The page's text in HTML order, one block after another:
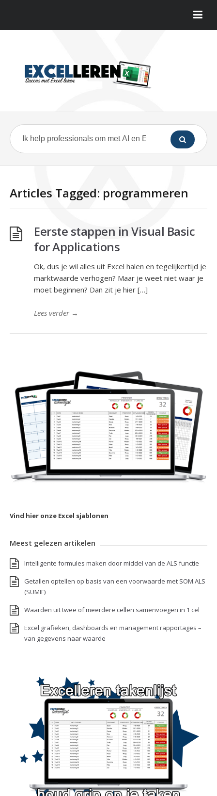
Articles Tagged: programmeren
Eerste stappen in Visual Basic
for Applications
Ok, dus je wil alles uit Excel halen en tegelijkertijd je
marktwaarde verhogen? Maar je weet niet waar je
moet beginnen? Dan zit je hier […]
Lees verder→
Vind hier onze Excel sjablonen
Meest gelezen artikelen
Intelligente formules maken door middel van de ALS functie
Getallen optellen op basis van een voorwaarde met SOM.ALS
(SUMIF)
Waarden uit twee of meerdere cellen samenvoegen in 1 cel
Excel grafieken, dashboards en management rapportages –
van gegevens naar waarde